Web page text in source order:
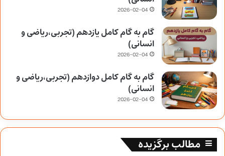
2026-02-04
گام به گام کامل یازدهم (تجربی،ریاضی و
انسانی)
2026-02-04
گام به گام کامل دوازدهم (تجربی،ریاضی و
انسانی)
2026-02-04
مطالب برگزیده